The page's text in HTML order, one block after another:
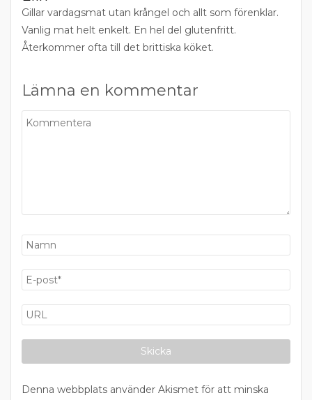
Gillar vardagsmat utan krångel och allt som förenklar.
Vanlig mat helt enkelt. En hel del glutenfritt.
Återkommer ofta till det brittiska köket.
Lämna en kommentar
Denna webbplats använder Akismet för att minska